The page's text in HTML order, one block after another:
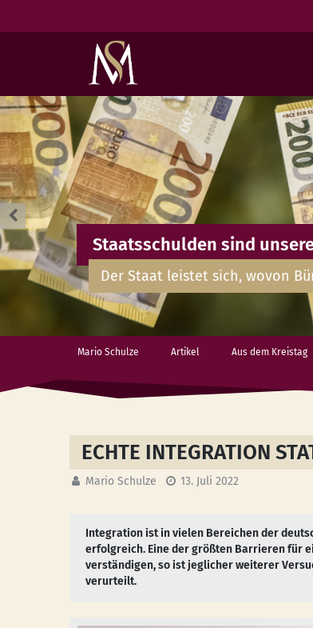
Staatsschulden sind
Der Staat leistet sich, wovon
Mario Schulze Artikel Aus dem Kreistag
ECHTE INTEGRATION
Mario Schulze 13. Juli 2022
Integration ist in vielen Bereichen der
erfolgreich. Eine der größten Barrieren für
verständigen, so ist jeglicher weiterer
verurteilt.